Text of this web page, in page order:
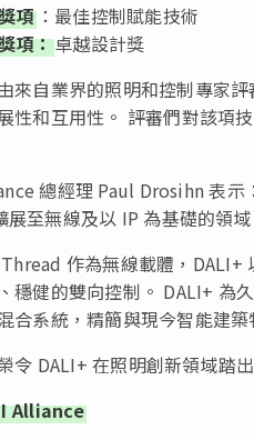
項：最佳控制賦能技術
項：卓越設計獎
來自業界的照明和控制專家
性和互用性。 評審們對該項
總經理 Paul Drosihn 表
展至無線及以 IP 為基礎的領
作為無線載體，DALI+
穩健的雙向控制。 DALI+ 為
合系統，精簡與現今智能建築
令 DALI+ 在照明創新領域踏
Alliance